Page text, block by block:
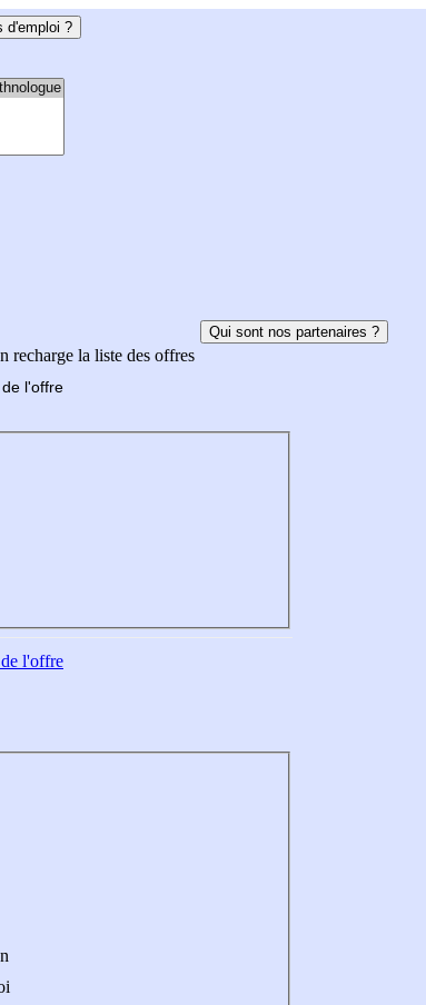
d'emploi ?
recharge la liste des offres
Qui sont nos partenaires ?
de l'offre
l'offre